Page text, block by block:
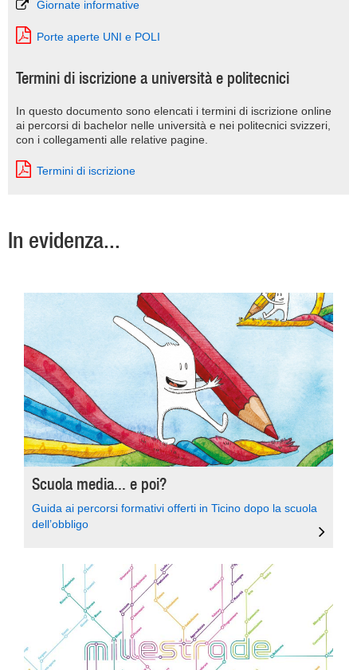
Giornate informative
Porte aperte UNI e POLI
Termini di iscrizione a università e politecnici
In questo documento sono elencati i termini di iscrizione online
ai percorsi di bachelor nelle università e nei politecnici svizzeri,
con i collegamenti alle relative pagine.
Termini di iscrizione
In evidenza...
Scuola media... e poi?
Guida ai percorsi formativi offerti in Ticino dopo la scuola
dell’obbligo